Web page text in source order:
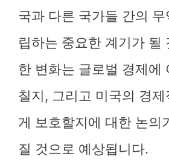
국과 다른 국가들 간의
립하는 중요한 계기가 될
한 변화는 글로벌 경제에
칠지, 그리고 미국의 경
게 보호할지에 대한 논의
질 것으로 예상됩니다.